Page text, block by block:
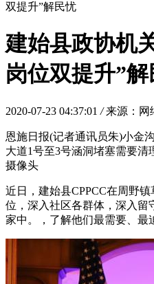
双提升”解民忧
建始县政协机
岗位双提升”
2020-07-23 04:37:01 / 来源：网
恩施日报(记者通讯员朱)小金
大道1号至3号涵洞堵塞需要
摄像头
近日，建始县CPPCC在周野
位，深入社区各群体，深入留
家中。，了解他们最需要、最